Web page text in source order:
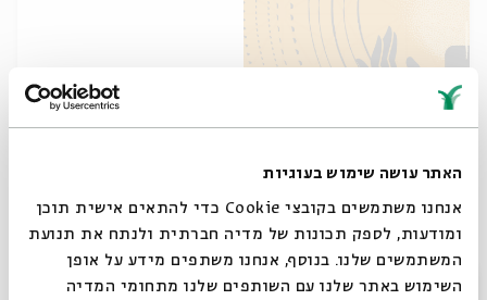
האתר עושה שימוש בעוגיות
אנחנו משתמשים בקובצי Cookie כדי להתאים אישית תוכן
ומודעות, לספק תכונות של מדיה חברתית ולנתח את תנועת
המשתמשים שלנו. בנוסף, אנחנו משתפים מידע על אופן
השימוש באתר שלנו עם השותפים שלנו מתחומי המדיה
Prof. Marc Bregman
Hanukkah: From Ancient to Modern Times
zoom
א' | 20:00
סגור